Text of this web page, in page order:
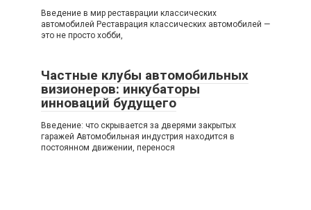
Введение в мир реставрации классических
автомобилей Реставрация классических автомобилей —
это не просто хобби,
Частные клубы автомобильных
визионеров: инкубаторы
инноваций будущего
Введение: что скрывается за дверями закрытых
гаражей Автомобильная индустрия находится в
постоянном движении, перенося